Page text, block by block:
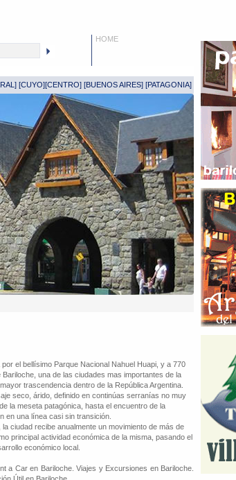
HOME
] [CUYO][CENTRO] [BUENOS AIRES] [PATAGONIA]
el bellísimo Parque Nacional Nahuel Huapi, y a 770
una de las ciudades mas importantes de la
trascendencia dentro de la República Argentina.
seco, árido, definido en continúas serranías no muy
la meseta patagónica, hasta el encuentro de la
en una línea casi sin transición.
ciudad recibe anualmente un movimiento de más de
principal actividad económica de la misma, pasando el
económico local.
a Car en Bariloche. Viajes y Excursiones en Bariloche.